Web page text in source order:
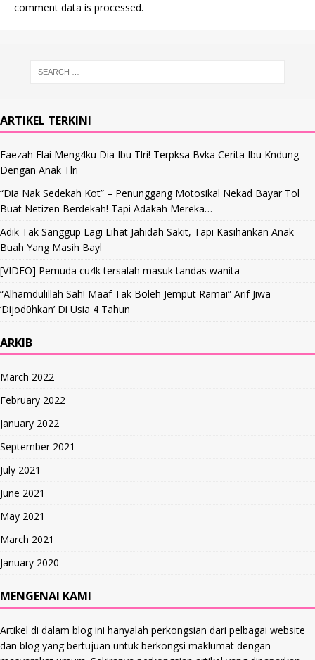
comment data is processed.
ARTIKEL TERKINI
Faezah Elai Meng4ku Dia Ibu Tlri! Terpksa Bvka Cerita Ibu Kndung
Dengan Anak Tlri
“Dia Nak Sedekah Kot” – Penunggang Motosikal Nekad Bayar Tol
Buat Netizen Berdekah! Tapi Adakah Mereka…
Adik Tak Sanggup Lagi Lihat Jahidah Sakit, Tapi Kasihankan Anak
Buah Yang Masih Bayl
[VIDEO] Pemuda cu4k tersalah masuk tandas wanita
“Alhamdulillah Sah! Maaf Tak Boleh Jemput Ramai” Arif Jiwa
‘Dijod0hkan’ Di Usia 4 Tahun
ARKIB
March 2022
February 2022
January 2022
September 2021
July 2021
June 2021
May 2021
March 2021
January 2020
MENGENAI KAMI
Artikel di dalam blog ini hanyalah perkongsian dari pelbagai website
dan blog yang bertujuan untuk berkongsi maklumat dengan